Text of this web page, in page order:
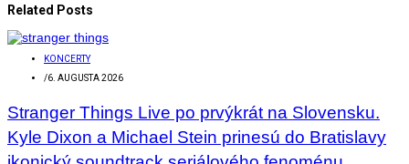
Related Posts
KONCERTY
/6. AUGUSTA 2026
Stranger Things Live po prvýkrát na Slovensku.
Kyle Dixon a Michael Stein prinesú do Bratislavy